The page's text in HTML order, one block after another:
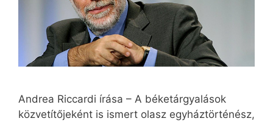
Andrea Riccardi írása – A béketárgyalások
közvetítőjeként is ismert olasz egyháztörténész,